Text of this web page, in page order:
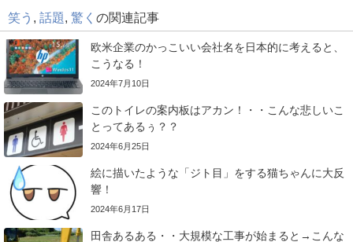
笑う 話題 驚く の関連記事
欧米企業のかっこいい会社名を日本的に考えると、
こうなる！
2024年7月10日
このトイレの案内板はアカン！・・こんな悲しいこ
とってあるぅ？？
2024年6月25日
絵に描いたような「ジト目」をする猫ちゃんに大反
響！
2024年6月17日
田舎あるある・・大規模な工事が始まると→こんな